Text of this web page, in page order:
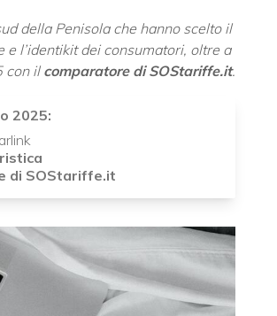
della Penisola che hanno scelto il
e l’identikit dei consumatori, oltre a
con ilcomparatore di SOStariffe.it.
2025:
di SOStariffe.it